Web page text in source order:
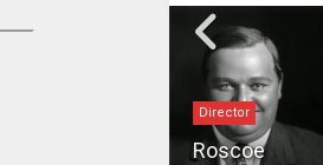
Director
Roscoe